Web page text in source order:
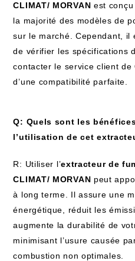
CLIMAT/ MORVAN est
la majorité des modèles de
sur le marché. Cependant, il
de vérifier les spécifications
contacter le service client de
d’une compatibilité parfaite.
Q: Quels sont les
l’utilisation de cet
R: Utiliser l’extracteur de
CLIMAT/ MORVAN peut
à long terme. Il assure une
énergétique, réduit les
augmente la durabilité de
minimisant l’usure causée
combustion non optimales.